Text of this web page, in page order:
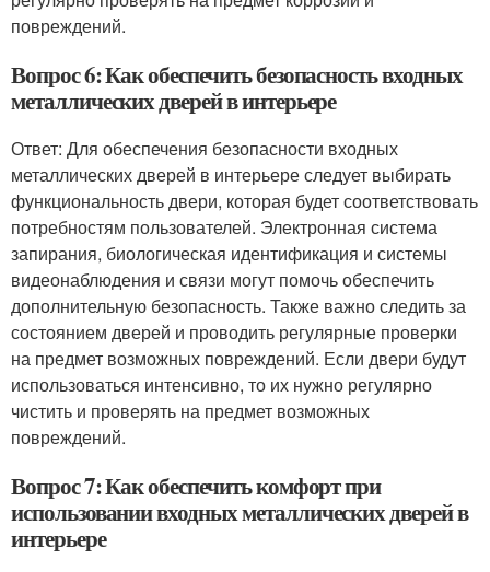
повреждений.
Вопрос 6: Как обеспечить безопасность входных
металлических дверей в интерьере
Ответ: Для обеспечения безопасности входных
металлических дверей в интерьере следует выбирать
функциональность двери, которая будет соответствовать
потребностям пользователей. Электронная система
запирания, биологическая идентификация и системы
видеонаблюдения и связи могут помочь обеспечить
дополнительную безопасность. Также важно следить за
состоянием дверей и проводить регулярные проверки
на предмет возможных повреждений. Если двери будут
использоваться интенсивно, то их нужно регулярно
чистить и проверять на предмет возможных
повреждений.
Вопрос 7: Как обеспечить комфорт при
использовании входных металлических дверей в
интерьере